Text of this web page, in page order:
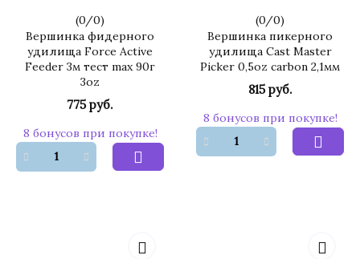
(0/0)
Вершинка фидерного
удилища Force Active
Feeder 3м тест max 90г
3oz
775 руб.
8 бонусов при покупке!
(0/0)
Вершинка пикерного
удилища Cast Master
Picker 0,5oz carbon 2,1мм
815 руб.
8 бонусов при покупке!